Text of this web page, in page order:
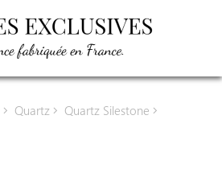
Plan de travail
Quartz
Quartz Silestone